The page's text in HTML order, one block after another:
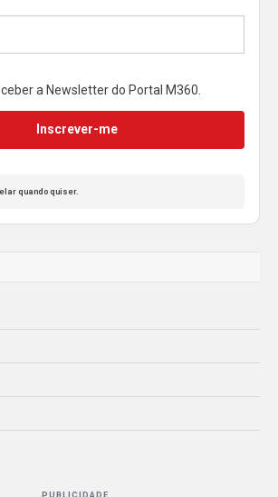
a Newsletter do Portal M360.
Inscrever-me
quando quiser.
PUBLICIDADE